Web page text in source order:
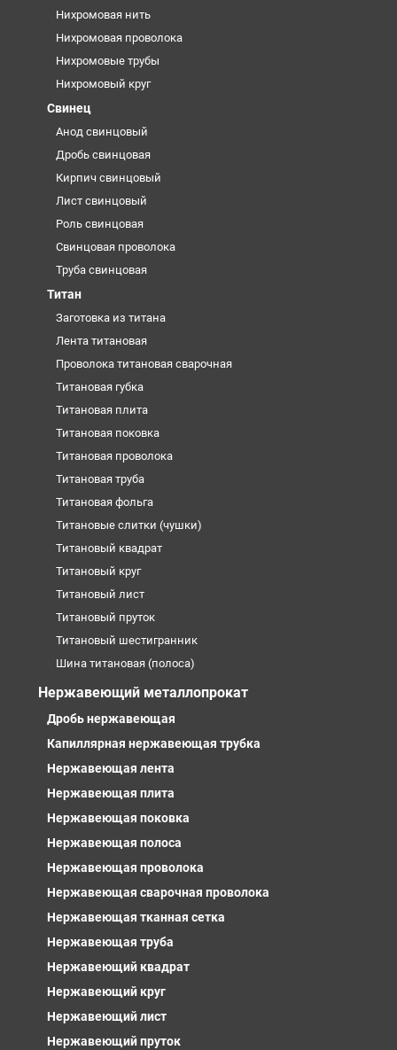
Нихромовая нить
Нихромовая проволока
Нихромовые трубы
Нихромовый круг
Свинец
Анод свинцовый
Дробь свинцовая
Кирпич свинцовый
Лист свинцовый
Роль свинцовая
Свинцовая проволока
Труба свинцовая
Титан
Заготовка из титана
Лента титановая
Проволока титановая сварочная
Титановая губка
Титановая плита
Титановая поковка
Титановая проволока
Титановая труба
Титановая фольга
Титановые слитки (чушки)
Титановый квадрат
Титановый круг
Титановый лист
Титановый пруток
Титановый шестигранник
Шина титановая (полоса)
Нержавеющий металлопрокат
Дробь нержавеющая
Капиллярная нержавеющая трубка
Нержавеющая лента
Нержавеющая плита
Нержавеющая поковка
Нержавеющая полоса
Нержавеющая проволока
Нержавеющая сварочная проволока
Нержавеющая тканная сетка
Нержавеющая труба
Нержавеющий квадрат
Нержавеющий круг
Нержавеющий лист
Нержавеющий пруток